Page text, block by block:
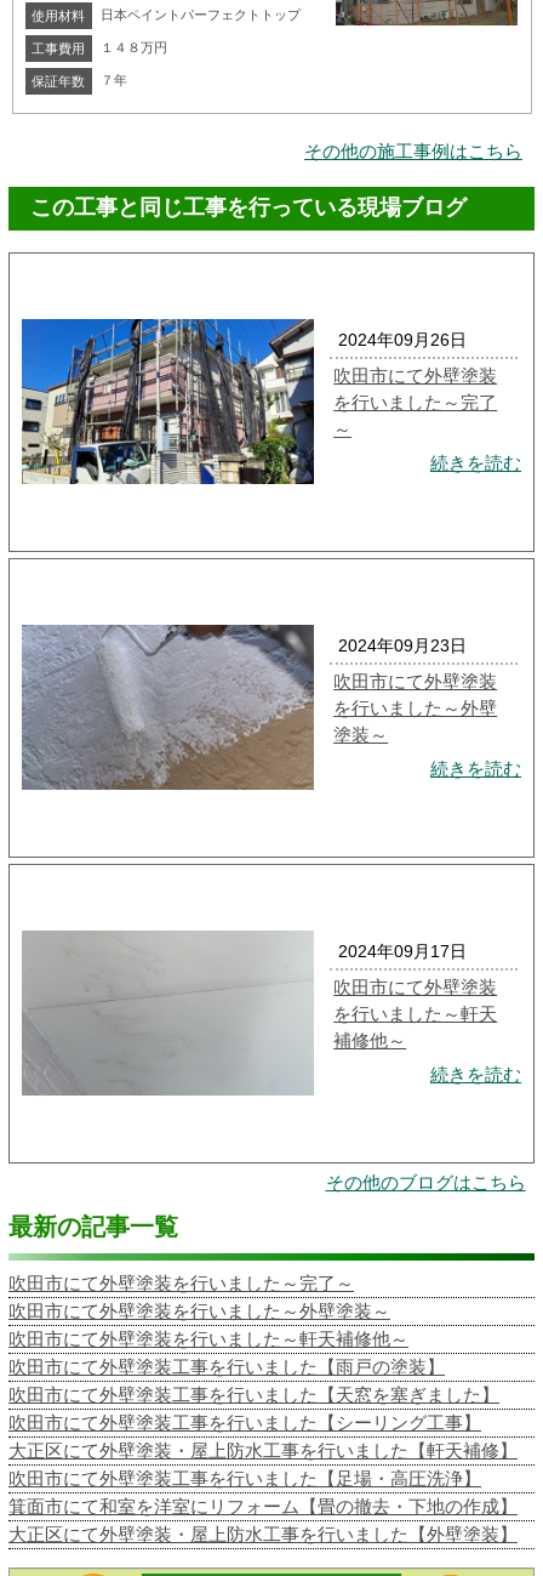
使用材料 日本ペイントパーフェクトトップ
工事費用 １４８万円
保証年数 ７年
その他の施工事例はこちら
この工事と同じ工事を行っている現場ブログ
2024年09月26日
吹田市にて外壁塗装
を行いました～完了
～
続きを読む
2024年09月23日
吹田市にて外壁塗装
を行いました～外壁
塗装～
続きを読む
2024年09月17日
吹田市にて外壁塗装
を行いました～軒天
補修他～
続きを読む
その他のブログはこちら
最新の記事一覧
吹田市にて外壁塗装を行いました～完了～
吹田市にて外壁塗装を行いました～外壁塗装～
吹田市にて外壁塗装を行いました～軒天補修他～
吹田市にて外壁塗装工事を行いました【雨戸の塗装】
吹田市にて外壁塗装工事を行いました【天窓を塞ぎました】
吹田市にて外壁塗装工事を行いました【シーリング工事】
大正区にて外壁塗装・屋上防水工事を行いました【軒天補修】
吹田市にて外壁塗装工事を行いました【足場・高圧洗浄】
箕面市にて和室を洋室にリフォーム【畳の撤去・下地の作成】
大正区にて外壁塗装・屋上防水工事を行いました【外壁塗装】